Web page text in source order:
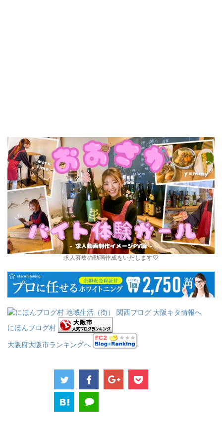
求人募集の動画作成をいたします♡
にほんブログ村
大阪府大阪市ランキングへ